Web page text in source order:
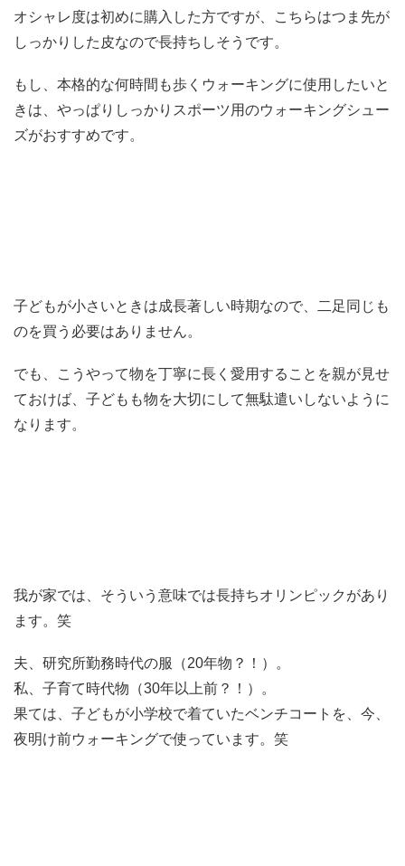
オシャレ度は初めに購入した方ですが、こちらはつま先が
しっかりした皮なので長持ちしそうです。
もし、本格的な何時間も歩くウォーキングに使用したいと
きは、やっぱりしっかりスポーツ用のウォーキングシュー
ズがおすすめです。
子どもが小さいときは成長著しい時期なので、二足同じも
のを買う必要はありません。
でも、こうやって物を丁寧に長く愛用することを親が見せ
ておけば、子どもも物を大切にして無駄遣いしないように
なります。
我が家では、そういう意味では長持ちオリンピックがあり
ます。笑
夫、研究所勤務時代の服（20年物？！）。
私、子育て時代物（30年以上前？！）。
果ては、子どもが小学校で着ていたベンチコートを、今、
夜明け前ウォーキングで使っています。笑